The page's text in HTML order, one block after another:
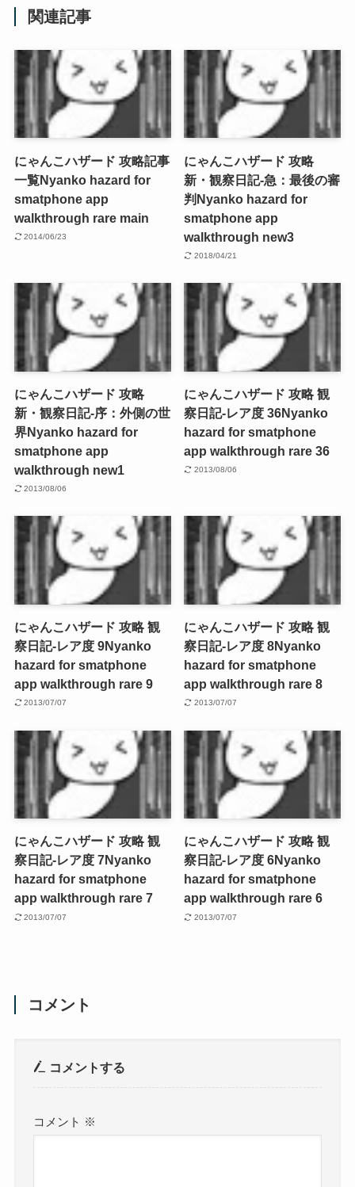
関連記事
にゃんこハザード 攻略記事
一覧Nyanko hazard for
smatphone app
walkthrough rare main
2014/06/23
にゃんこハザード 攻略
新・観察日記-急：最後の審
判 Nyanko hazard for
smatphone app
walkthrough new3
2018/04/21
にゃんこハザード 攻略
新・観察日記-序：外側の世
界Nyanko hazard for
smatphone app
walkthrough new1
2013/08/06
にゃんこハザード 攻略 観
察日記-レア度 36Nyanko
hazard for smatphone
app walkthrough rare 36
2013/08/06
にゃんこハザード 攻略 観
察日記-レア度 9Nyanko
hazard for smatphone
app walkthrough rare 9
2013/07/07
にゃんこハザード 攻略 観
察日記-レア度 8Nyanko
hazard for smatphone
app walkthrough rare 8
2013/07/07
にゃんこハザード 攻略 観
察日記-レア度 7Nyanko
hazard for smatphone
app walkthrough rare 7
2013/07/07
にゃんこハザード 攻略 観
察日記-レア度 6Nyanko
hazard for smatphone
app walkthrough rare 6
2013/07/07
コメント
コメントする
コメント ※